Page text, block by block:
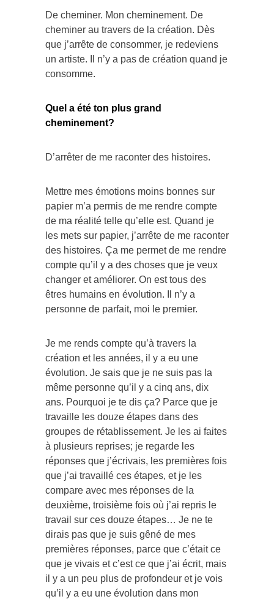
De cheminer. Mon cheminement. De
cheminer au travers de la création. Dès
que j’arrête de consommer, je redeviens
un artiste. Il n’y a pas de création quand je
consomme.
Quel a été ton plus grand
cheminement?
D’arrêter de me raconter des histoires.
Mettre mes émotions moins bonnes sur
papier m’a permis de me rendre compte
de ma réalité telle qu’elle est. Quand je
les mets sur papier, j’arrête de me raconter
des histoires. Ça me permet de me rendre
compte qu’il y a des choses que je veux
changer et améliorer. On est tous des
êtres humains en évolution. Il n’y a
personne de parfait, moi le premier.
Je me rends compte qu’à travers la
création et les années, il y a eu une
évolution. Je sais que je ne suis pas la
même personne qu’il y a cinq ans, dix
ans. Pourquoi je te dis ça? Parce que je
travaille les douze étapes dans des
groupes de rétablissement. Je les ai faites
à plusieurs reprises; je regarde les
réponses que j’écrivais, les premières fois
que j’ai travaillé ces étapes, et je les
compare avec mes réponses de la
deuxième, troisième fois où j’ai repris le
travail sur ces douze étapes… Je ne te
dirais pas que je suis gêné de mes
premières réponses, parce que c’était ce
que je vivais et c’est ce que j’ai écrit, mais
il y a un peu plus de profondeur et je vois
qu’il y a eu une évolution dans mon